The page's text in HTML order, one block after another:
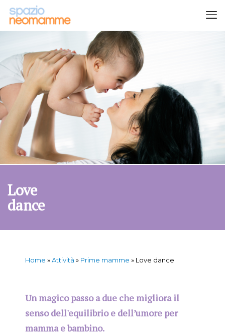
Love
dance
Home »Attività » Prime mamme » Love dance
Un magico passo a due che migliora il
senso dell'equilibrio e dell’umore per
mamma e bambino.